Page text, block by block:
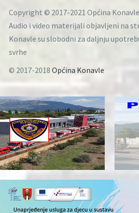
Copyright © 2017-2021 Općina
Audio i video materijali objavljeni na
Konavle su slobodni za daljnju
svrhe
© 2017-2018 Općina Konavle